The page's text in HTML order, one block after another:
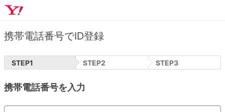
携帯電話番号でID登録
STEP1 STEP2 STEP3
携帯電話番号を入力